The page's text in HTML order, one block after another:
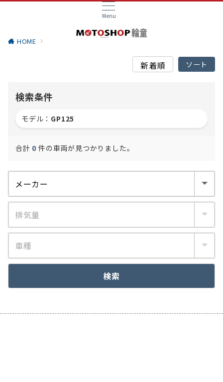
Menu
HOME
検索条件
モデル： GP125
合計 0 件の車両が見つかりました。
検索